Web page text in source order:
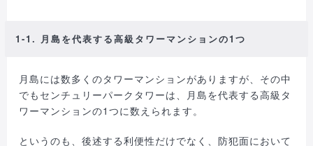
1-1. 月島を代表する高級タワーマンションの1つ
月島には数多くのタワーマンションがありますが、その中
でもセンチュリーパークタワーは、月島を代表する高級タ
ワーマンションの1つに数えられます。
というのも、後述する利便性だけでなく、防犯面において